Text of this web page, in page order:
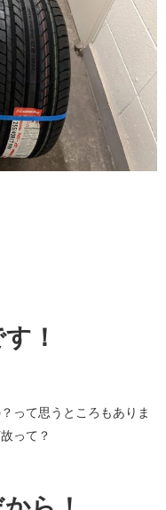
！
って思うところもありま
って？